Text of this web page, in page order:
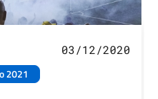
2021
03/12/2020